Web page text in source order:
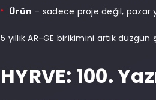
Ürün – sadece proje değil, pazar
5 yıllık AR-GE birikimini artık
HYRVE: 100.